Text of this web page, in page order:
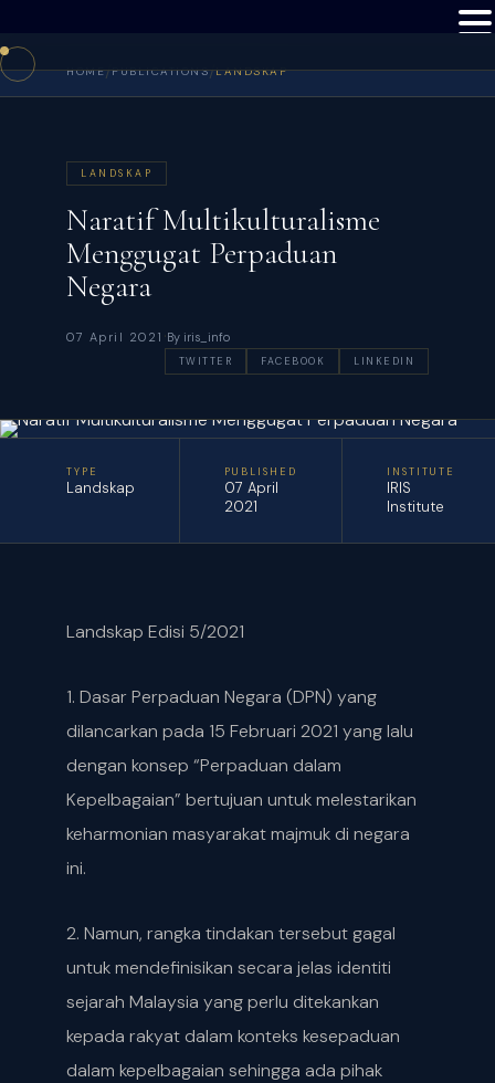
HOME/PUBLICATIONS/LANDSKAP
LANDSKAP
Naratif Multikulturalisme
Menggugat Perpaduan
Negara
07 April 2021 ·By iris_info
TWITTER FACEBOOK LINKEDIN
TYPE
Landskap
PUBLISHED
07 April
2021
INSTITUTE
IRIS
Institute
Landskap Edisi 5/2021
1. Dasar Perpaduan Negara (DPN) yang
dilancarkan pada 15 Februari 2021 yang lalu
dengan konsep “Perpaduan dalam
Kepelbagaian” bertujuan untuk melestarikan
keharmonian masyarakat majmuk di negara
ini.
2. Namun, rangka tindakan tersebut gagal
untuk mendefinisikan secara jelas identiti
sejarah Malaysia yang perlu ditekankan
kepada rakyat dalam konteks kesepaduan
dalam kepelbagaian sehingga ada pihak